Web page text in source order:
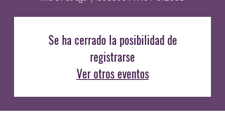
Se ha cerrado la posibilidad de
registrarse
Ver otros eventos